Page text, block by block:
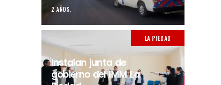
2 AÑOS.
LA PIEDAD
Instalan junta de
gobierno del IMM La